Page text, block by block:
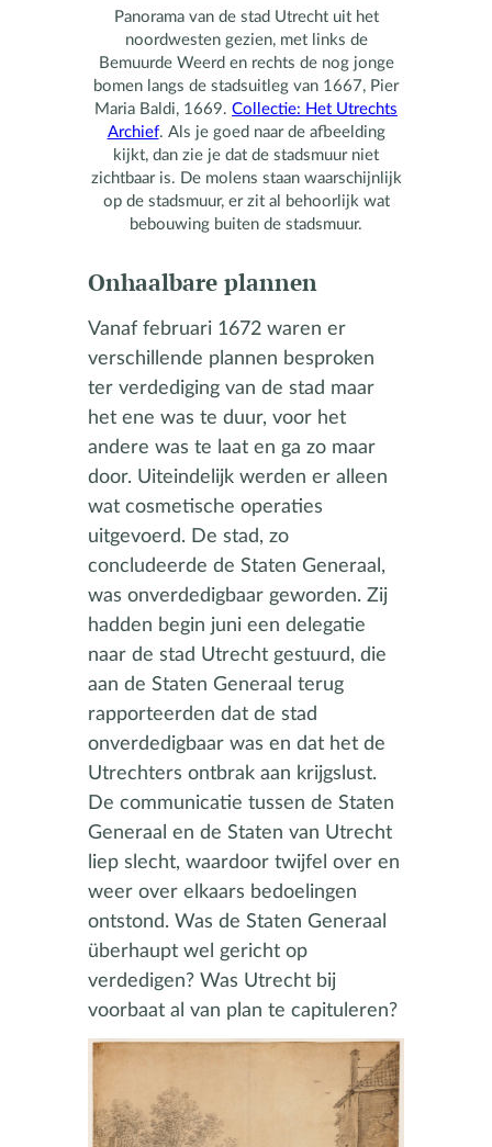
Panorama van de stad Utrecht uit het
noordwesten gezien, met links de
Bemuurde Weerd en rechts de nog jonge
bomen langs de stadsuitleg van 1667, Pier
Maria Baldi, 1669. Collectie: Het Utrechts
Archief. Als je goed naar de afbeelding
kijkt, dan zie je dat de stadsmuur niet
zichtbaar is. De molens staan waarschijnlijk
op de stadsmuur, er zit al behoorlijk wat
bebouwing buiten de stadsmuur.
Onhaalbare plannen
Vanaf februari 1672 waren er
verschillende plannen besproken
ter verdediging van de stad maar
het ene was te duur, voor het
andere was te laat en ga zo maar
door. Uiteindelijk werden er alleen
wat cosmetische operaties
uitgevoerd. De stad, zo
concludeerde de Staten Generaal,
was onverdedigbaar geworden. Zij
hadden begin juni een delegatie
naar de stad Utrecht gestuurd, die
aan de Staten Generaal terug
rapporteerden dat de stad
onverdedigbaar was en dat het de
Utrechters ontbrak aan krijgslust.
De communicatie tussen de Staten
Generaal en de Staten van Utrecht
liep slecht, waardoor twijfel over en
weer over elkaars bedoelingen
ontstond. Was de Staten Generaal
überhaupt wel gericht op
verdedigen? Was Utrecht bij
voorbaat al van plan te capituleren?